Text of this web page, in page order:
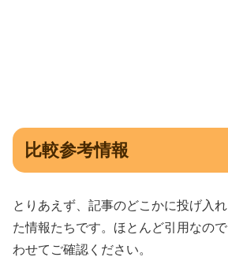
比較参考情報
とりあえず、記事のどこかに投げ入
た情報たちです。ほとんど引用なの
わせてご確認ください。